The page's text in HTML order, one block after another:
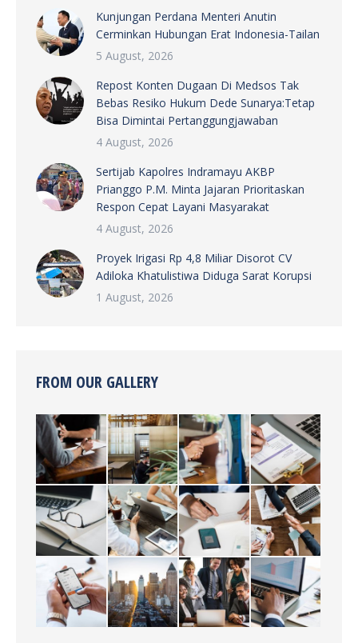
Kunjungan Perdana Menteri Anutin
Cerminkan Hubungan Erat Indonesia-Tailan
5 August, 2026
Repost Konten Dugaan Di Medsos Tak
Bebas Resiko Hukum Dede Sunarya:Tetap
Bisa Dimintai Pertanggungjawaban
4 August, 2026
Sertijab Kapolres Indramayu AKBP
Prianggo P.M. Minta Jajaran Prioritaskan
Respon Cepat Layani Masyarakat
4 August, 2026
Proyek Irigasi Rp 4,8 Miliar Disorot CV
Adiloka Khatulistiwa Diduga Sarat Korupsi
1 August, 2026
FROM OUR GALLERY